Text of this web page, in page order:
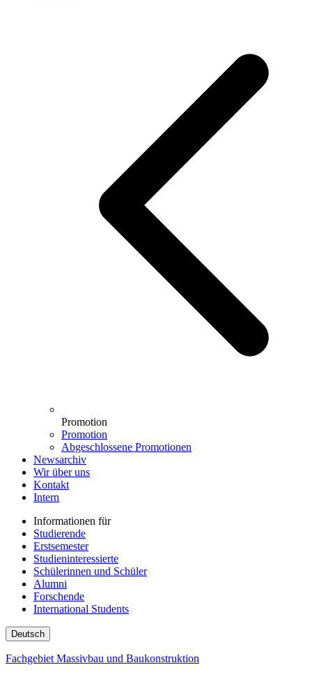
Promotion
Promotion
Abgeschlossene Promotionen
Newsarchiv
Wir über uns
Kontakt
Intern
Informationen für
Studierende
Erstsemester
Studieninteressierte
Schülerinnen und Schüler
Alumni
Forschende
International Students
Deutsch
Fachgebiet Massivbau und Baukonstruktion